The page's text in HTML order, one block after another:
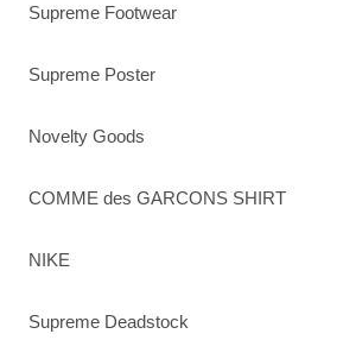
Supreme Footwear
Supreme Poster
Novelty Goods
COMME des GARCONS SHIRT
NIKE
Supreme Deadstock